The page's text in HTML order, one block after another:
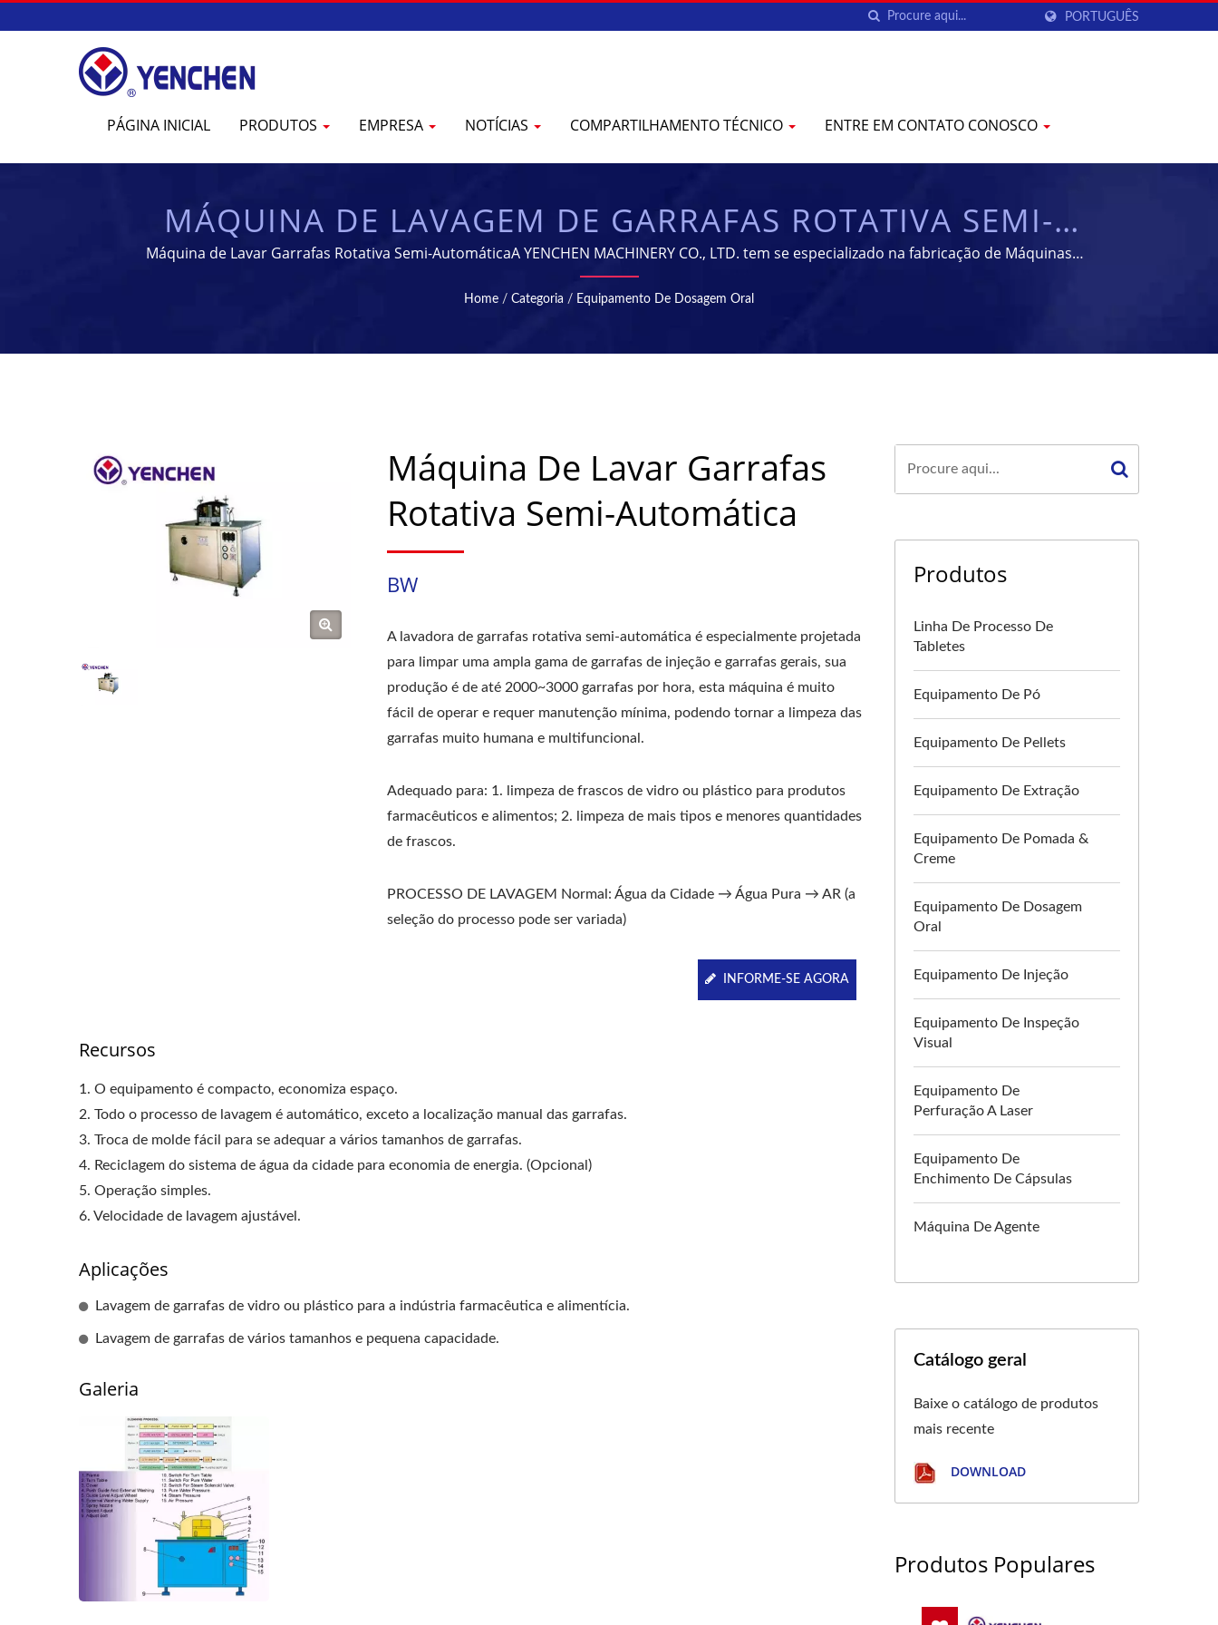
PORTUGUÊS
PÁGINA INICIAL PRODUTOS EMPRESA NOTÍCIAS COMPARTILHAMENTO TÉCNICO ENTRE EM CONTATO CONOSCO
MÁQUINA DE LAVAGEM DE GARRAFAS ROTATIVA SEMI-
AUTOMÁTICA | EQUIPAMENTOS DE FABRICAÇÃO E
PROCESSAMENTO FARMACÊUTICO | YENCHEN
Máquina de Lavar Garrafas Rotativa Semi-AutomáticaA YENCHEN MACHINERY CO., LTD. tem se especializado na fabricação de Máquinas
Farmacêuticas por 60 anos.
Home / Categoria / Equipamento De Dosagem Oral
Máquina De Lavar Garrafas
Rotativa Semi-Automática
BW
A lavadora de garrafas rotativa semi-automática é especialmente projetada
para limpar uma ampla gama de garrafas de injeção e garrafas gerais, sua
produção é de até 2000~3000 garrafas por hora, esta máquina é muito
fácil de operar e requer manutenção mínima, podendo tornar a limpeza das
garrafas muito humana e multifuncional.
Adequado para: 1. limpeza de frascos de vidro ou plástico para produtos
farmacêuticos e alimentos; 2. limpeza de mais tipos e menores quantidades
de frascos.
PROCESSO DE LAVAGEM Normal: Água da Cidade → Água Pura → AR (a
seleção do processo pode ser variada)
INFORME-SE AGORA
Recursos
1. O equipamento é compacto, economiza espaço.
2. Todo o processo de lavagem é automático, exceto a localização manual das garrafas.
3. Troca de molde fácil para se adequar a vários tamanhos de garrafas.
4. Reciclagem do sistema de água da cidade para economia de energia. (Opcional)
5. Operação simples.
6. Velocidade de lavagem ajustável.
Aplicações
Lavagem de garrafas de vidro ou plástico para a indústria farmacêutica e alimentícia.
Lavagem de garrafas de vários tamanhos e pequena capacidade.
Galeria
Produtos
Linha De Processo De
Tabletes
Equipamento De Pó
Equipamento De Pellets
Equipamento De Extração
Equipamento De Pomada &
Creme
Equipamento De Dosagem
Oral
Equipamento De Injeção
Equipamento De Inspeção
Visual
Equipamento De
Perfuração A Laser
Equipamento De
Enchimento De Cápsulas
Máquina De Agente
Catálogo geral
Baixe o catálogo de produtos
mais recente
DOWNLOAD
Produtos Populares